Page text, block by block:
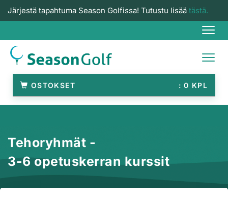
Järjestä tapahtuma Season Golfissa! Tutustu lisää tästä.
0
OSTOKSET
Tehoryhmät -
3-6 opetuskerran kurssit